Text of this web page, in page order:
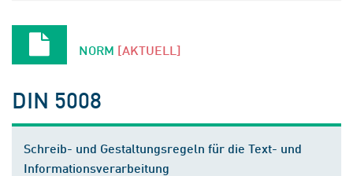
NORM [AKTUELL]
DIN 5008
Schreib- und Gestaltungsregeln für die Text- und
Informationsverarbeitung